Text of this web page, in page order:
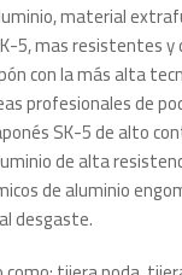
material
5, mas resistentes
con la más alta
profesionales de
SK-5 de alto
de alta
de aluminio
desgaste.